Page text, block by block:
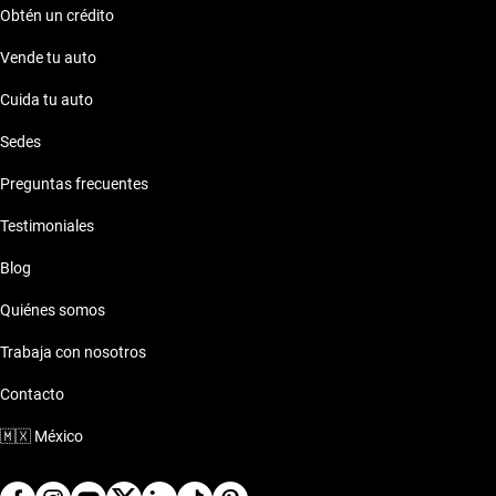
aventura.
Obtén un crédito
Vende tu auto
Cuida tu auto
Sedes
Preguntas frecuentes
Testimoniales
Blog
Quiénes somos
Trabaja con nosotros
Contacto
🇲🇽 México